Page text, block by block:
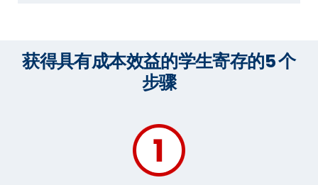
获得具有成本效益的学生寄存的5 个
步骤